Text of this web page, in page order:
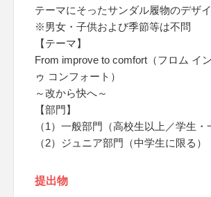
テーマにそったサンダル履物のデザ
※男女・子供および季節等は不問
【テーマ】
From improve to comfort（フロム イ
ゥ コンフォート）
～改から快へ～
【部門】
（1）一般部門（高校生以上／学生・
（2）ジュニア部門（中学生に限る）
提出物